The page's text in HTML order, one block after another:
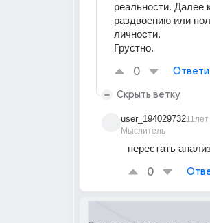
реальности. Далее
раздвоению или
личности.
Грустно.
0
Скрыть ветку
user_194029732
Мыслитель
11лет
перестать
0